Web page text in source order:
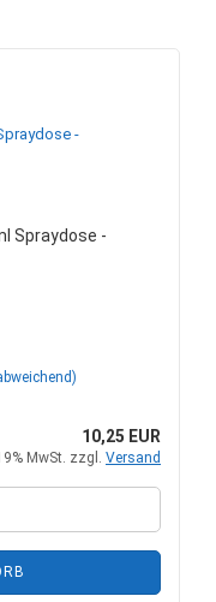
Spraydose -
10,25 EUR
MwSt. zzgl. Versand